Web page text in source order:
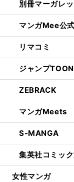
別冊マーガレッ
マンガMee公
リマコミ
ジャンプTOON
ZEBRACK
マンガMeets
S-MANGA
集英社コミッ
女性マンガ